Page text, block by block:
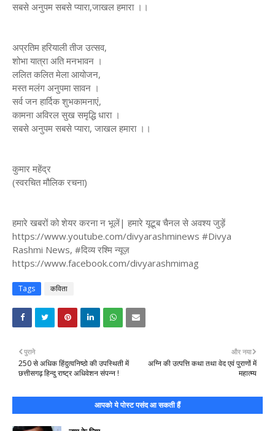
सबसे अनुपम सबसे प्यारा,जाखल हमारा ।।
अप्रतिम हरियाली तीज उत्सव,
शोभा यात्रा अति मनभावन ।
ललित कलित मेला आयोजन,
मस्त मलंग अनुपमा सावन ।
सर्व जन हार्दिक शुभकामनाएं,
कामना अविरल सुख समृद्धि धारा ।
सबसे अनुपम सबसे प्यारा, जाखल हमारा ।।
कुमार महेंद्र
(स्वरचित मौलिक रचना)
हमारे खबरों को शेयर करना न भूलें| हमारे यूटूब चैनल से अवश्य जुड़ें
https://www.youtube.com/divyarashminews #Divya
Rashmi News, #दिव्य रश्मि न्यूज़
https://www.facebook.com/divyarashmimag
Tags कविता
और नया
अग्नि की उत्पत्ति कथा तथा वेद एवं पुराणों में
महात्म्य
पुराने
250 से अधिक हिंदुत्वनिष्ठो की उपस्थिती में
छत्तीसगढ़ हिन्दु राष्ट्र अधिवेशन संपन्न !
आपको ये पोस्ट पसंद आ सकती हैं